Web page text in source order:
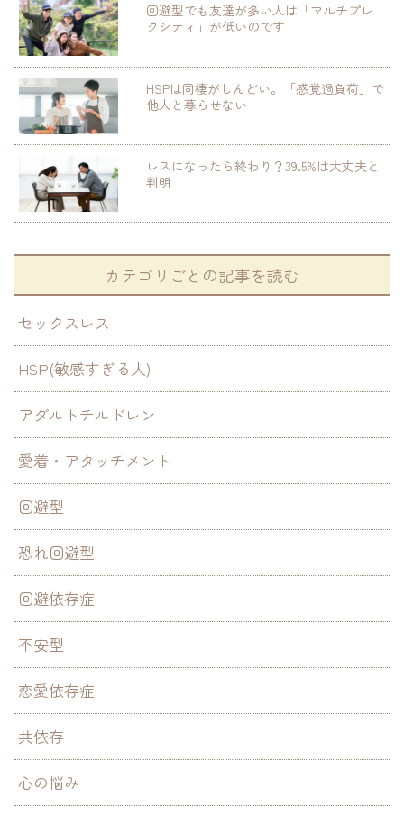
回避型でも友達が多い人は「マルチプレ
クシティ」が低いのです
HSPは同棲がしんどい。「感覚過負荷」で
他人と暮らせない
レスになったら終わり？39.5%は大丈夫と
判明
カテゴリごとの記事を読む
セックスレス
HSP(敏感すぎる人)
アダルトチルドレン
愛着・アタッチメント
回避型
恐れ回避型
回避依存症
不安型
恋愛依存症
共依存
心の悩み